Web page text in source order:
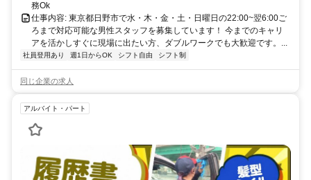
務Ok​
仕事内容: 東京都日野市で水・木・金・土・日曜日の22:00~翌6:00ご
ろまで対応可能な男性スタッフ​を募集しています！ 今までのキャリ
アを活かしすぐに現場に出たい方、ダブルワークでも大歓迎です。...
社員登用あり 週1日からOK シフト自由 シフト制
同じ企業の求人
アルバイト・パート